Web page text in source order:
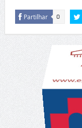
Partilhar 0